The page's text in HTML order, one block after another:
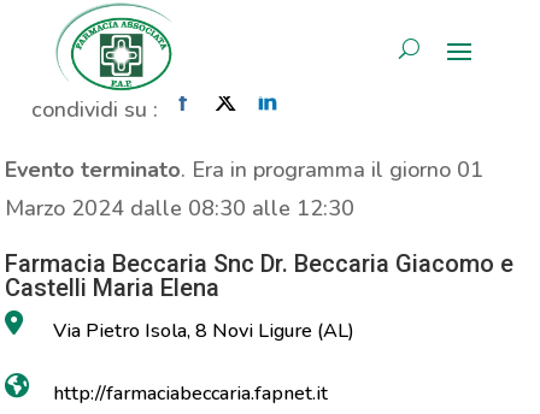
AREA RISERVATA
Propaganda Prolife
Home» Evento» Propaganda Prolife
condividi su :
Evento terminato. Era in programma il giorno 01
Marzo 2024 dalle 08:30 alle 12:30
Farmacia Beccaria Snc Dr. Beccaria Giacomo e
Castelli Maria Elena
Via Pietro Isola, 8 Novi Ligure (AL)
http://farmaciabeccaria.fapnet.it